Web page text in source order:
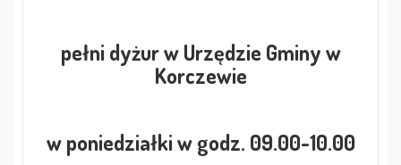
pełni dyżur w Urzędzie Gminy w
Korczewie
w poniedziałki w godz. 09.00-10.00